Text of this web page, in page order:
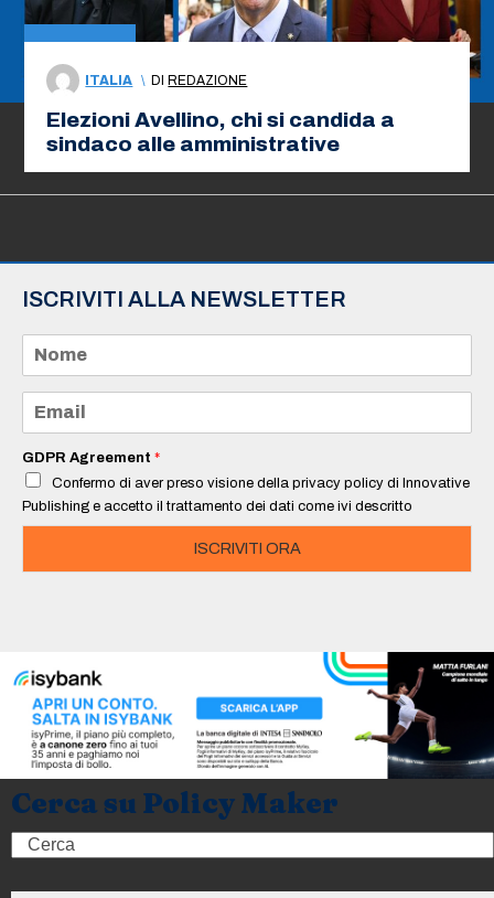
ITALIA \ DI REDAZIONE
Elezioni Avellino, chi si candida a
sindaco alle amministrative
ISCRIVITI ALLA NEWSLETTER
m
e
a
i
*
GDPR Agreement *
Confermo di aver preso visione della privacy policy di Innovative
Publishing e accetto il trattamento dei dati come ivi descritto
ISCRIVITI ORA
Cerca su Policy Maker
Search